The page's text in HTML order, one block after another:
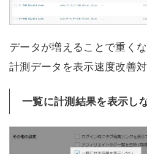
データが増えることで重く
計測データを表示速度改善
一覧に計測結果を表示し